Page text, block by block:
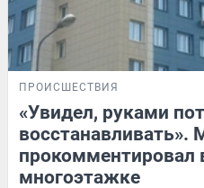
ПРОИСШЕСТВИЯ
«Увидел, руками
восстанавливать».
прокомментировал
многоэтажке